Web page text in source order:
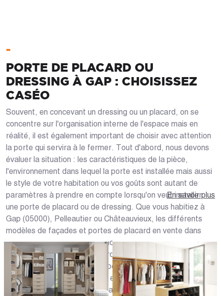
-
PORTE DE PLACARD OU
DRESSING À GAP : CHOISISSEZ
CASÉO
Souvent, en concevant un dressing ou un placard, on se
concentre sur l'organisation interne de l'espace mais en
réalité, il est également important de choisir avec attention
la porte qui servira à le fermer. Tout d'abord, nous devons
évaluer la situation : les caractéristiques de la pièce,
l'environnement dans lequel la porte est installée mais aussi
le style de votre habitation ou vos goûts sont autant de
paramètres à prendre en compte lorsqu'on veut installer
une porte de placard ou de dressing. Que vous habitiez à
Gap (05000), Pelleautier ou Châteauvieux, les différents
modèles de façades et portes de placard en vente dans
notre magasin Caséo ou sur notre site Internet vous
permettront de réaliser la garde-robe dont vous avez
toujours rêvé. Nous vous proposons un large choix de
portes à la fois fonctionnelles et esthétiques. Toutes nos
portes et façades sont intégralement personnalisables et
En savoir plus